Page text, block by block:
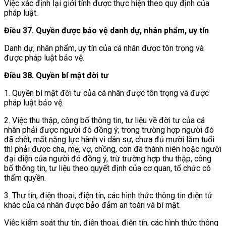
Việc xác định lại giới tính được thực hiện theo quy định của
pháp luật.
Điều 37. Quyền được bảo vệ danh dự, nhân phẩm, uy tín
Danh dự, nhân phẩm, uy tín của cá nhân được tôn trọng và
được pháp luật bảo vệ.
Điều 38. Quyền bí mật đời tư
1. Quyền bí mật đời tư của cá nhân được tôn trọng và được
pháp luật bảo vệ.
2. Việc thu thập, công bố thông tin, tư liệu về đời tư của cá
nhân phải được người đó đồng ý; trong trường hợp người đó
đã chết, mất năng lực hành vi dân sự, chưa đủ mười lăm tuổi
thì phải được cha, mẹ, vợ, chồng, con đã thành niên hoặc người
đại diện của người đó đồng ý, trừ trường hợp thu thập, công
bố thông tin, tư liệu theo quyết định của cơ quan, tổ chức có
thẩm quyền.
3. Thư tín, điện thoại, điện tín, các hình thức thông tin điện tử
khác của cá nhân được bảo đảm an toàn và bí mật.
Việc kiểm soát thư tín, điện thoại, điện tín, các hình thức thông